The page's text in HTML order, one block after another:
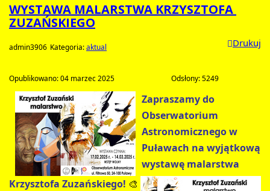
WYSTAWA MALARSTWA KRZYSZTOFA
Drukuj
admin3906 Kategoria: aktual
Odsłony: 5249
Zapraszamy do
Obserwatorium
Astronomicznego w
Puławach na wyjątkową
wystawę malarstwa
Krzysztofa Zuzańskiego! 🎨